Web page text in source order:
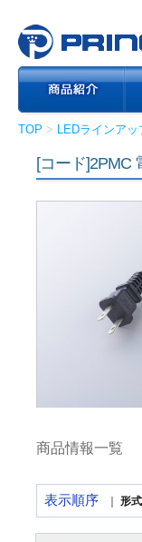
TOP > LEDラインアッ
[コード]2PMC
商品情報一覧
表示順序 形式